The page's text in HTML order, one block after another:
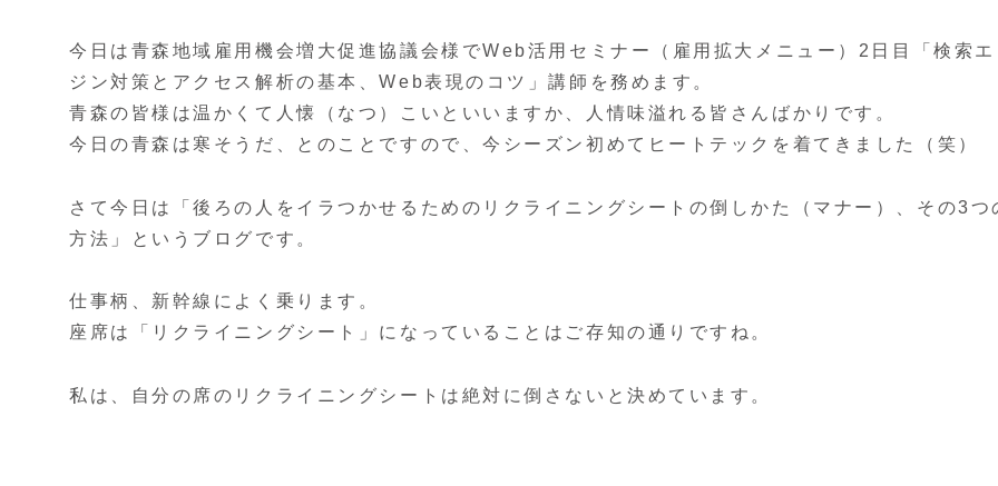
今日は青森地域雇用機会増大促進協議会様でWeb活用セミナー（雇用拡大メニュー）2日目「検索
ジン対策とアクセス解析の基本、Web表現のコツ」講師を務めます。
青森の皆様は温かくて人懐（なつ）こいといいますか、人情味溢れる皆さんばかりです。
今日の青森は寒そうだ、とのことですので、今シーズン初めてヒートテックを着てきました（笑）
さて今日は「後ろの人をイラつかせるためのリクライニングシートの倒しかた（マナー）、その3つ
方法」というブログです。
仕事柄、新幹線によく乗ります。
座席は「リクライニングシート」になっていることはご存知の通りですね。
私は、自分の席のリクライニングシートは絶対に倒さないと決めています。